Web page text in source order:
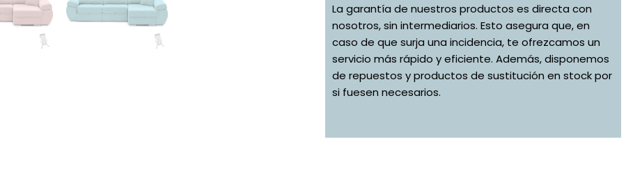
La garantía de nuestros productos es directa con
nosotros, sin intermediarios. Esto asegura que, en
caso de que surja una incidencia, te ofrezcamos un
servicio más rápido y eficiente. Además, disponemos
de repuestos y productos de sustitución en stock por
si fuesen necesarios.